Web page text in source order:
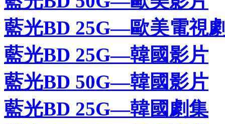
藍光BD 25G—歐美電視
藍光BD 25G—韓國影片
藍光BD 50G—韓國影片
藍光BD 25G—韓國劇集